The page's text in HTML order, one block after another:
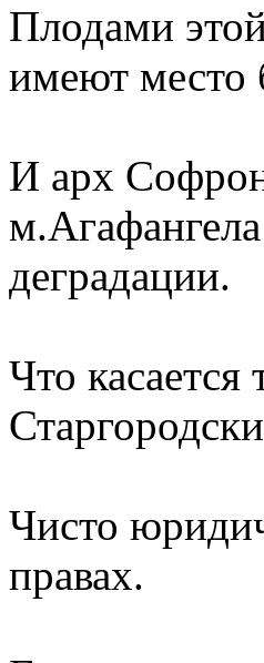
Плодами
имеют место
И арх
деградации.
Что
Чисто
правах.